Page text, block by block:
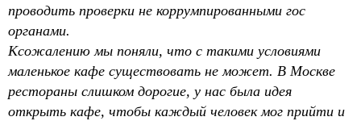
проводить проверки не коррумпированными гос
органами.
Ксожалению мы поняли, что с такими условиями
маленькое кафе существовать не может. В Москве
рестораны слишком дорогие, у нас была идея
открыть кафе, чтобы каждый человек мог прийти и